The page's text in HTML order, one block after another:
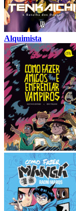
Alquimista